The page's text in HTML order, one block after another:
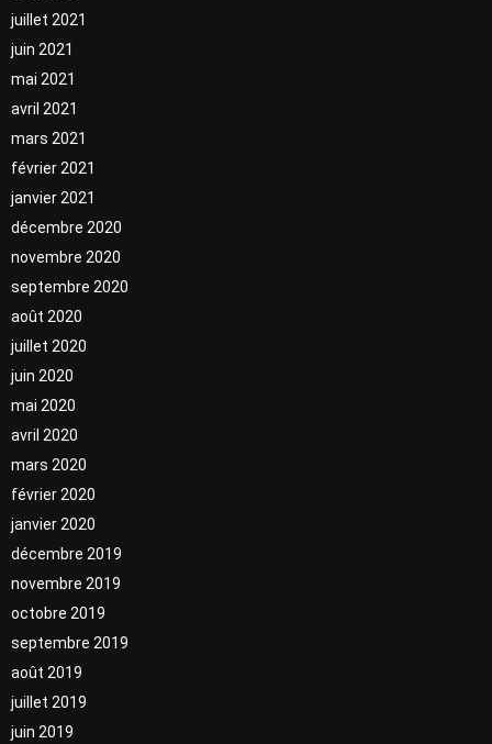
juillet 2021
juin 2021
mai 2021
avril 2021
mars 2021
février 2021
janvier 2021
décembre 2020
novembre 2020
septembre 2020
août 2020
juillet 2020
juin 2020
mai 2020
avril 2020
mars 2020
février 2020
janvier 2020
décembre 2019
novembre 2019
octobre 2019
septembre 2019
août 2019
juillet 2019
juin 2019